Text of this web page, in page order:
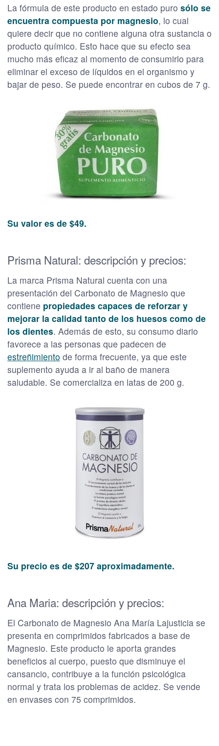
La fórmula de este producto en estado puro sólo se
encuentra compuesta por magnesio, lo cual
quiere decir que no contiene alguna otra sustancia o
producto químico. Esto hace que su efecto sea
mucho más eficaz al momento de consumirlo para
eliminar el exceso de líquidos en el organismo y
bajar de peso. Se puede encontrar en cubos de 7 g.
Su valor es de $49.
Prisma Natural: descripción y precios:
La marca Prisma Natural cuenta con una
presentación del Carbonato de Magnesio que
contiene propiedades capaces de reforzar y
mejorar la calidad tanto de los huesos como de
los dientes. Además de esto, su consumo diario
favorece a las personas que padecen de
estreñimiento de forma frecuente, ya que este
suplemento ayuda a ir al baño de manera
saludable. Se comercializa en latas de 200 g.
Su precio es de $207 aproximadamente.
Ana Maria: descripción y precios:
El Carbonato de Magnesio Ana María Lajusticia se
presenta en comprimidos fabricados a base de
Magnesio. Este producto le aporta grandes
beneficios al cuerpo, puesto que disminuye el
cansancio, contribuye a la función psicológica
normal y trata los problemas de acidez. Se vende
en envases con 75 comprimidos.